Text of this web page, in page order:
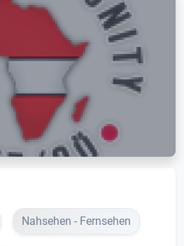
Nahsehen - Fernsehen